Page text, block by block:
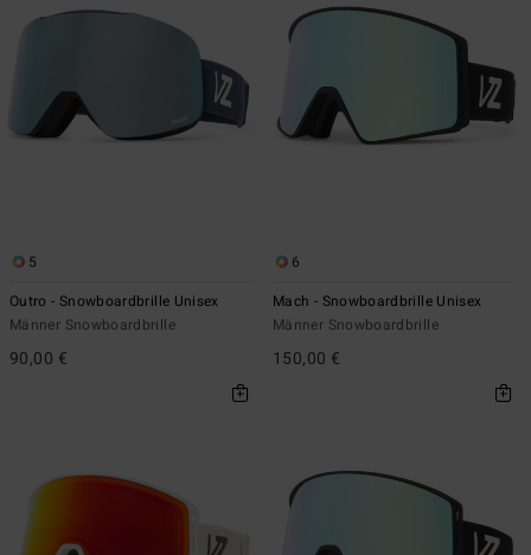
5
Outro - Snowboardbrille Unisex
Männer Snowboardbrille
90,00 €
6
Mach - Snowboardbrille Unisex
Männer Snowboardbrille
150,00 €